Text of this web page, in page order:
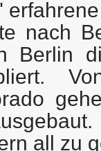
nach
Berlin
all zu